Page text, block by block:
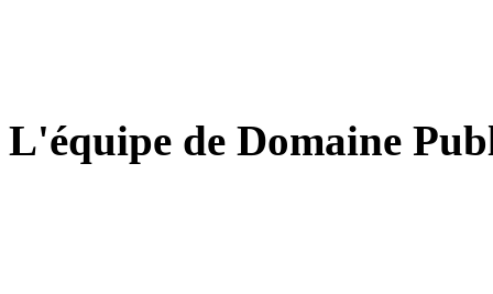
L'équipe de Domaine